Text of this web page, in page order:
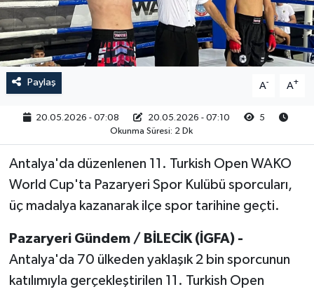
Paylaş A- A+
20.05.2026 - 07:08 20.05.2026 - 07:10
5
Okunma Süresi: 2 Dk
Antalya'da düzenlenen 11. Turkish Open WAKO
World Cup'ta Pazaryeri Spor Kulübü sporcuları,
üç madalya kazanarak ilçe spor tarihine geçti.
Pazaryeri Gündem / BİLECİK (İGFA) -
Antalya'da 70 ülkeden yaklaşık 2 bin sporcunun
katılımıyla gerçekleştirilen 11. Turkish Open
RESMİ İLAN